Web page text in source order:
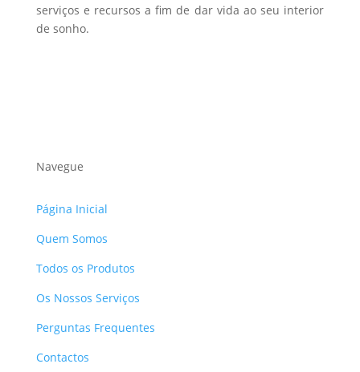
serviços e recursos a fim de dar vida ao seu interior
de sonho.
Navegue
Página Inicial
Quem Somos
Todos os Produtos
Os Nossos Serviços
Perguntas Frequentes
Contactos